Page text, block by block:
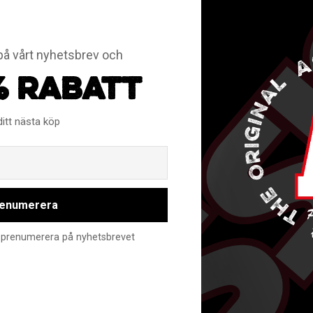
vårt nyhetsbrev och
RABATT
nästa köp
på nyhetsbrevet